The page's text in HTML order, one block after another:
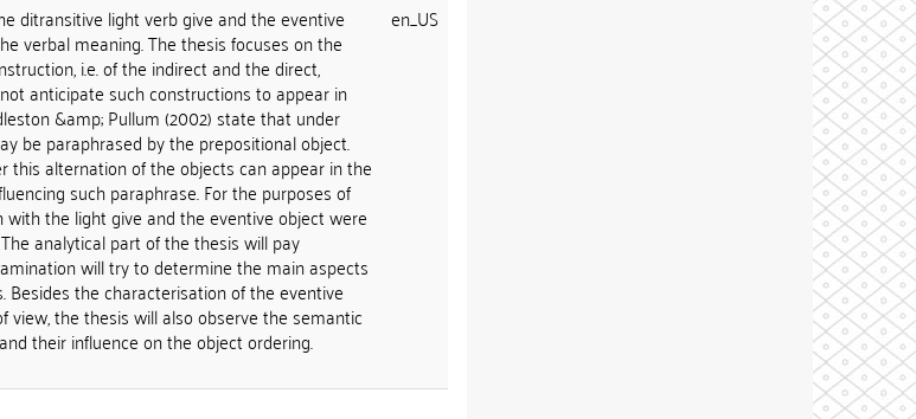
ditransitive light verb give and the eventive
verbal meaning. The thesis focuses on the
i.e. of the indirect and the direct,
anticipate such constructions to appear in
&amp; Pullum (2002) state that under
be paraphrased by the prepositional object.
alternation of the objects can appear in the
such paraphrase. For the purposes of
the light give and the eventive object were
analytical part of the thesis will pay
will try to determine the main aspects
the characterisation of the eventive
the thesis will also observe the semantic
their influence on the object ordering.
en_US